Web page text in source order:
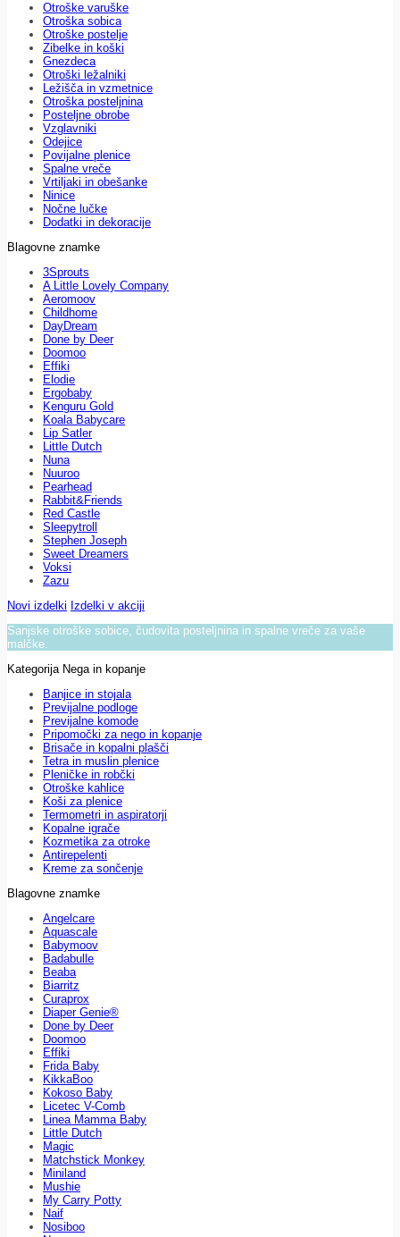
Otroške varuške
Otroška sobica
Otroške postelje
Zibelke in koški
Gnezdeca
Otroški ležalniki
Ležišča in vzmetnice
Otroška posteljnina
Posteljne obrobe
Vzglavniki
Odejice
Povijalne plenice
Spalne vreče
Vrtiljaki in obešanke
Ninice
Nočne lučke
Dodatki in dekoracije
Blagovne znamke
3Sprouts
A Little Lovely Company
Aeromoov
Childhome
DayDream
Done by Deer
Doomoo
Effiki
Elodie
Ergobaby
Kenguru Gold
Koala Babycare
Lip Satler
Little Dutch
Nuna
Nuuroo
Pearhead
Rabbit&Friends
Red Castle
Sleepytroll
Stephen Joseph
Sweet Dreamers
Voksi
Zazu
Novi izdelki Izdelki v akciji
Sanjske otroške sobice, čudovita posteljnina in spalne vreče za vaše
malčke.
Kategorija Nega in kopanje
Banjice in stojala
Previjalne podloge
Previjalne komode
Pripomočki za nego in kopanje
Brisače in kopalni plašči
Tetra in muslin plenice
Pleničke in robčki
Otroške kahlice
Koši za plenice
Termometri in aspiratorji
Kopalne igrače
Kozmetika za otroke
Antirepelenti
Kreme za sončenje
Blagovne znamke
Angelcare
Aquascale
Babymoov
Badabulle
Beaba
Biarritz
Curaprox
Diaper Genie®
Done by Deer
Doomoo
Effiki
Frida Baby
KikkaBoo
Kokoso Baby
Licetec V-Comb
Linea Mamma Baby
Little Dutch
Magic
Matchstick Monkey
Miniland
Mushie
My Carry Potty
Naif
Nosiboo